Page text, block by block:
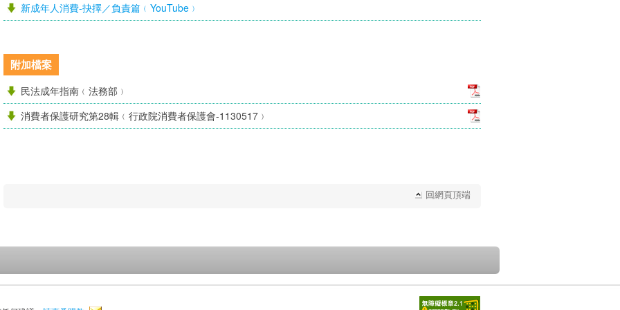
新成年人消費-抉擇／負責篇﹙YouTube﹚
附加檔案
民法成年指南﹙法務部﹚
消費者保護研究第28輯﹙行政院消費者保護會-1130517﹚
回網頁頂端